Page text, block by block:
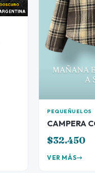
PEQUEÑUELOS
CAMPERA
$32.450
VER MÁS